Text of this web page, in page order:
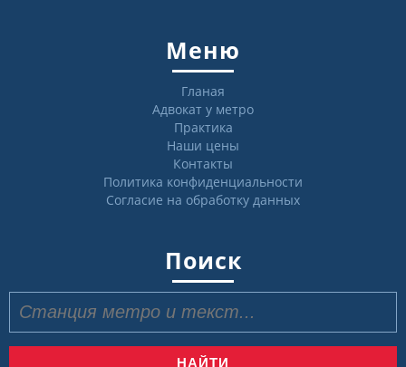
Меню
Гланая
Адвокат у метро
Практика
Наши цены
Контакты
Политика конфиденциальности
Согласие на обработку данных
Поиск